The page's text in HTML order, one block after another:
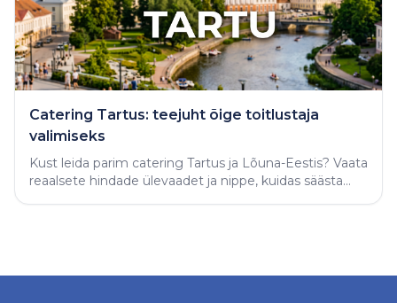
Catering Tartus: teejuht õige toitlustaja
valimiseks
Kust leida parim catering Tartus ja Lõuna-Eestis? Vaata
reaalsete hindade ülevaadet ja nippe, kuidas säästa